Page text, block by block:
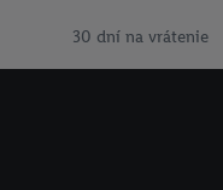
30 dní na vrátenie